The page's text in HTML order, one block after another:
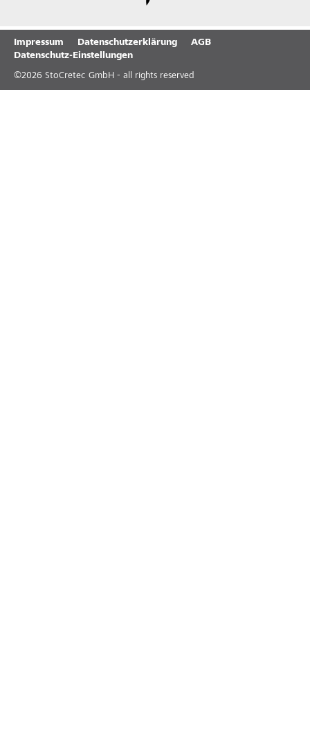
Impressum Datenschutzerklärung
AGB
Datenschutz-Einstellungen
©2026 StoCretec GmbH - all rights reserved